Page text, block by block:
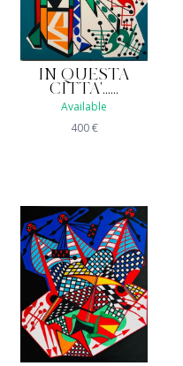
IN QUESTA
CITTA'......
Available
400€